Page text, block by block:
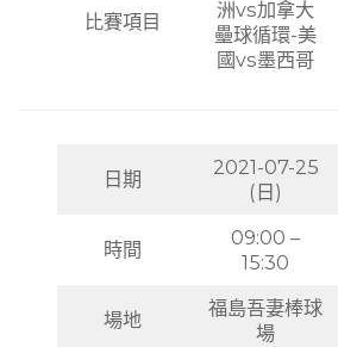
比賽項目
洲vs加拿大
壘球循環-美
國vs墨西哥
日期
2021-07-25
(日)
時間
09:00 –
15:30
場地
福島吾妻棒球
場